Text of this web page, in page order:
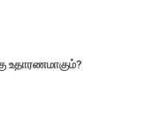
உதாரணமாகும்?